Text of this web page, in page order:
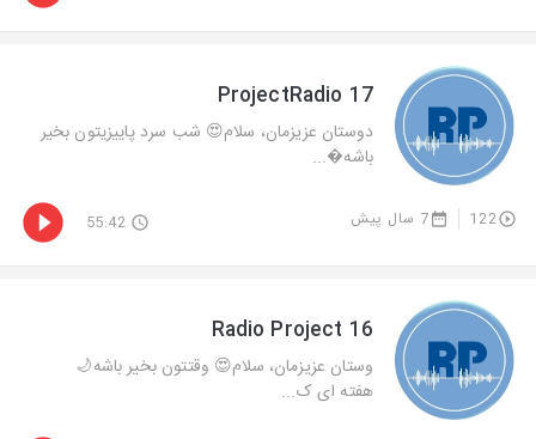
ProjectRadio 17
دوستان عزیزمان، سلام😍 شب سرد پاييزيتون بخير
باشه...
122 7 سال پیش 55:42
Radio Project 16
وستان عزیزمان، سلام😍 وقتتون بخیر باشه🌙
هفته ای ک...